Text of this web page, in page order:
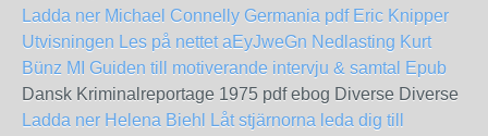
Ladda ner Michael Connelly Germania pdf Eric Knipper
Utvisningen Les på nettet aEyJweGn Nedlasting Kurt
Bünz MI Guiden till motiverande intervju & samtal Epub
Dansk Kriminalreportage 1975 pdf ebog Diverse Diverse
Ladda ner Helena Biehl Låt stjärnorna leda dig till